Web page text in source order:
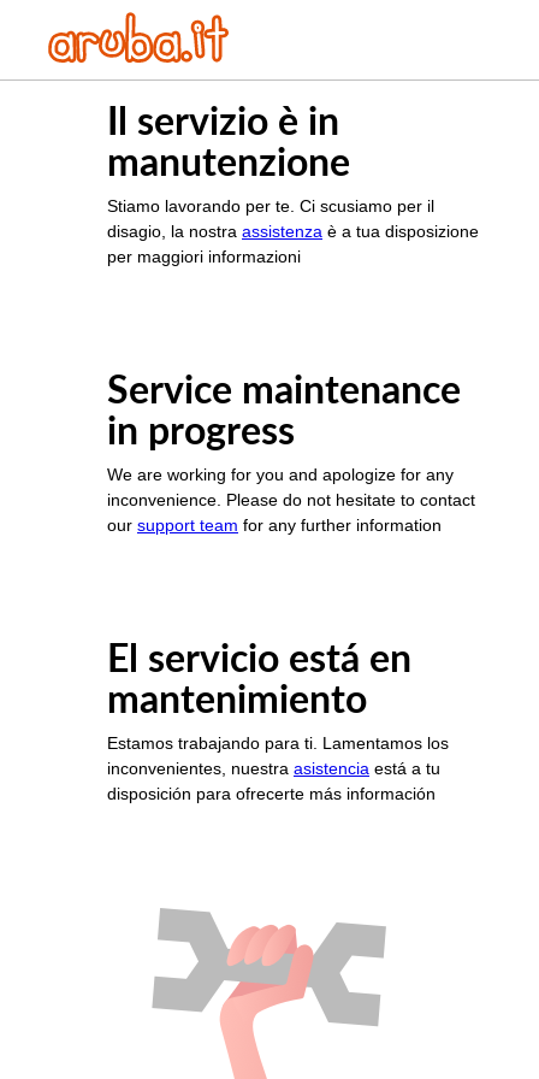
Il servizio è in
manutenzione
Stiamo lavorando per te. Ci scusiamo per il
disagio, la nostra assistenza è a tua disposizione
per maggiori informazioni
Service maintenance
in progress
We are working for you and apologize for any
inconvenience. Please do not hesitate to contact
our support team for any further information
El servicio está en
mantenimiento
Estamos trabajando para ti. Lamentamos los
inconvenientes, nuestra asistencia está a tu
disposición para ofrecerte más información